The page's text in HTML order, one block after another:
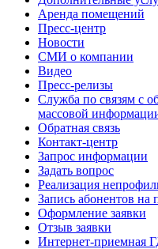
Аренда помещений
Пресс-центр
Новости
СМИ о компании
Видео
Пресс-релизы
Служба по связям с
массовой
Обратная связь
Контакт-центр
Запрос информации
Задать вопрос
Реализация
Запись абонентов на
Оформление заявки
Отзыв заявки
Интернет-приемная